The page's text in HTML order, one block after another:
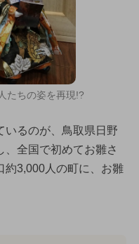
たちの姿を再現!?
いるのが、鳥取県日野
、全国で初めてお雛さ
約3,000人の町に、お雛